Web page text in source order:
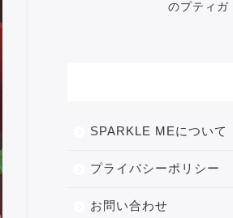
のプティガ
SPARKLE MEについて
プライバシーポリシー
お問い合わせ